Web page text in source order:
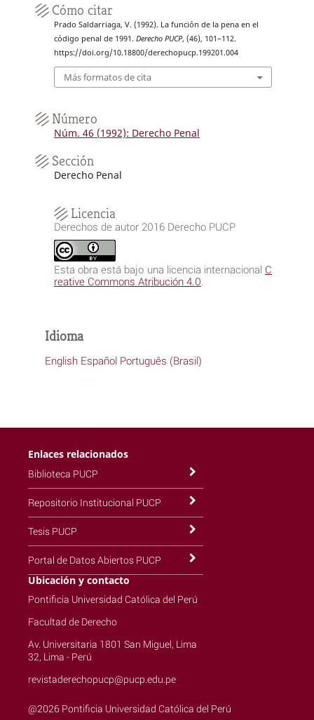
Cómo citar
Prado Saldarriaga, V. (1992). La función de la pena en el
código penal de 1991. Derecho PUCP, (46), 101–112.
https://doi.org/10.18800/derechopucp.199201.004
Más formatos de cita
Número
Núm. 46 (1992): Derecho Penal
Sección
Derecho Penal
Licencia
Derechos de autor 2016 Derecho PUCP
Esta obra está bajo una licencia internacional C
reative Commons Atribución 4.0.
Idioma
English Español Português (Brasil)
Enlaces relacionados
Biblioteca PUCP
Repositorio Institucional PUCP
Tesis PUCP
Portal de Datos Abiertos PUCP
Ubicación y contacto
Pontificia Universidad Católica del Perú
Facultad de Derecho
Av. Universitaria 1801 San Miguel, Lima
32, Lima - Perú
revistaderechopucp@pucp.edu.pe
@2026 Pontificia Universidad Católica del Perú